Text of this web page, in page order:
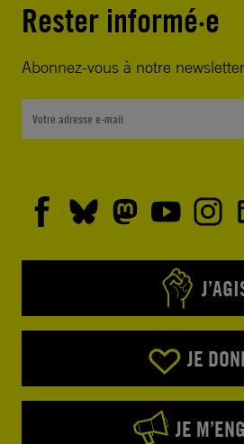
Rester informé·e
Abonnez-vous à notre
JE
JE